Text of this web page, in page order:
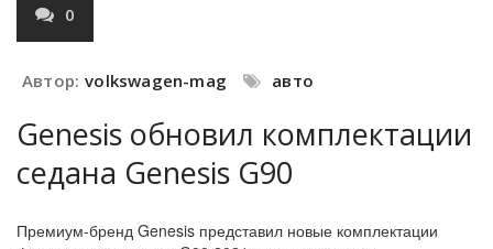
0
Автор: volkswagen-mag авто
Genesis обновил комплектации
седана Genesis G90
Премиум-бренд Genesis представил новые комплектации